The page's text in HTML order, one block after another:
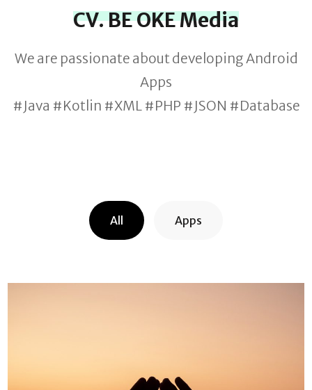
CV. BE OKE Media
We are passionate about developing Android
Apps
#Java #Kotlin #XML #PHP #JSON #Database
All Apps